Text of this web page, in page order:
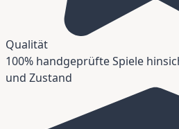
Qualität
100% handgeprüfte Spiele
und Zustand